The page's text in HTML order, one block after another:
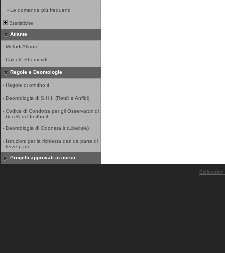
- Le domande più frequenti
Statistiche
Atlante
- Metodi Atlante
- Calcolo Effemeridi
Regole e Deontologie
- Regole di ornitho.it
- Deontologia di S.H.I. (Rettili e Anfibi)
- Codice di Condotta per gli Osservatori di
Uccelli di Ornitho.it
- Deontologia di Odonata.it (Libellule)
- Istruzioni per la richiesta dati da parte di
terze parti
Progetti approvati in corso
Biolovision